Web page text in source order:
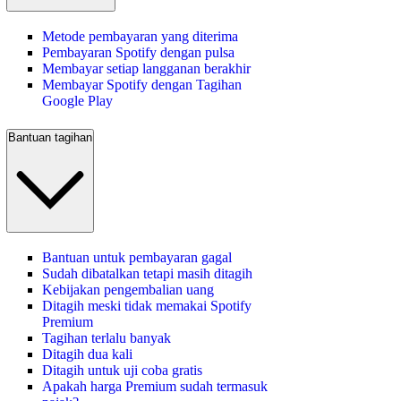
Metode pembayaran yang diterima
Pembayaran Spotify dengan pulsa
Membayar setiap langganan berakhir
Membayar Spotify dengan Tagihan
Google Play
Bantuan tagihan
Bantuan untuk pembayaran gagal
Sudah dibatalkan tetapi masih ditagih
Kebijakan pengembalian uang
Ditagih meski tidak memakai Spotify
Premium
Tagihan terlalu banyak
Ditagih dua kali
Ditagih untuk uji coba gratis
Apakah harga Premium sudah termasuk